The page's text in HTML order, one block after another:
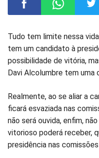
Compartilhar
no
no
no
Tudo tem limite nessa
tem um candidato à
possibilidade de vitória,
Davi Alcolumbre tem uma
Realmente, ao se aliar a
ficará esvaziada nas
não será ouvida, enfim,
vitorioso poderá receber,
presidência nas